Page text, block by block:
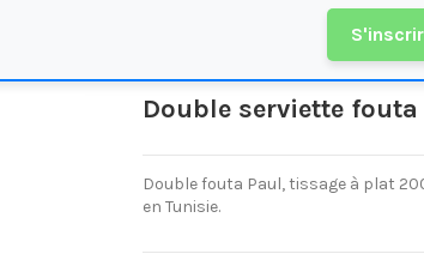
Double serviette
Double fouta Paul, tissage à plat
en Tunisie.